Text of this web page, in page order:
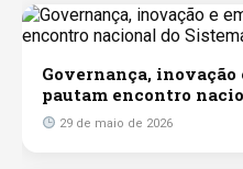
Governança,
pautam encontro
29 de maio de 2026